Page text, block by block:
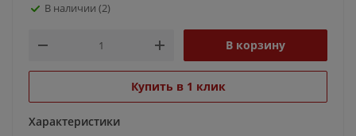
В наличии (2)
В корзину
Купить в 1 клик
Характеристики